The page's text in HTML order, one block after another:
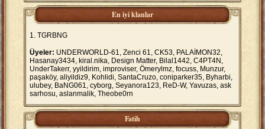
En iyi klanlar
TGRBNG
Üyeler: UNDERWORLD-61, Zenci 61, CK53, PALAİMON32,
Hasanay3434, kiral.nika, Design Matter, Bilal1442, C4PT4N,
UnderTakerr, yyildirim, improviser, Ömerylmz, focuss, Munzur,
paşaköy, aliyildiz9, Kohlidi, SantaCruzo, coniparker35, Byharbi,
ulubey, BaNG061, cyborg, Seyanora123, ReD-W, Yavuzas, ask
sarhosu, aslanmalik, Theobe0rn
Fatih